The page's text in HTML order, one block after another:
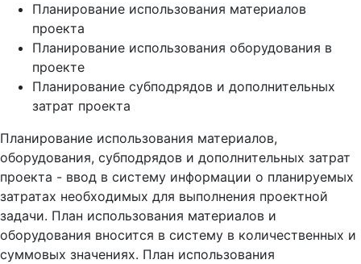
Планирование использования материалов
проекта
Планирование использования оборудования в
проекте
Планирование субподрядов и дополнительных
затрат проекта
Планирование использования материалов,
оборудования, субподрядов и дополнительных затрат
проекта - ввод в систему информации о планируемых
затратах необходимых для выполнения проектной
задачи. План использования материалов и
оборудования вносится в систему в количественных и
суммовых значениях. План использования